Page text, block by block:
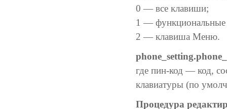
0 — все клавиши;
1 —
2 — клавиша Меню.
где пин-код — код,
клавиатуры (по
Процедура